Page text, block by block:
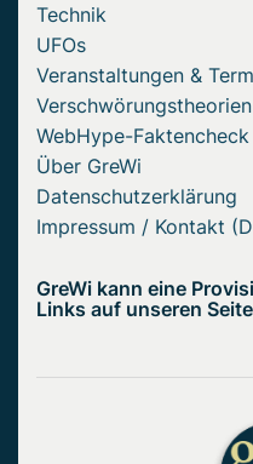
Technik
UFOs
Veranstaltungen &
Verschwörungstheorien
WebHype-Faktencheck
Über GreWi
Datenschutzerklärung
Impressum / Kontakt
GreWi kann eine
Links auf unseren